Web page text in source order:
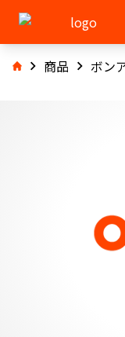
商品 ボン